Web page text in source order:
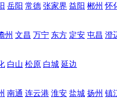
岳阳 常德 张家界 益阳 郴州 怀
州 文昌 万宁 东方 定安 屯昌 澄
白山 松原 白城 延边
南通 连云港 淮安 盐城 扬州 镇